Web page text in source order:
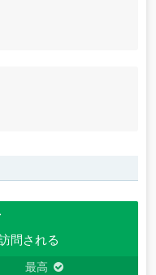
問される
最高